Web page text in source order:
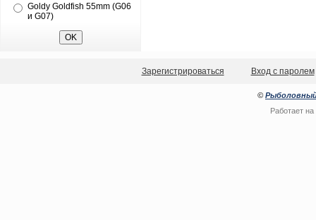
Goldy Goldfish 55mm (G06
и G07)
Зарегистрироваться Вход с паролем
© Рыболовный
Работает